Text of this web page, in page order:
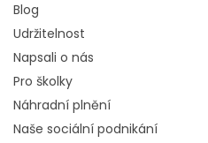
Blog
Udržitelnost
Napsali o nás
Pro školky
Náhradní plnění
Naše sociální podnikání